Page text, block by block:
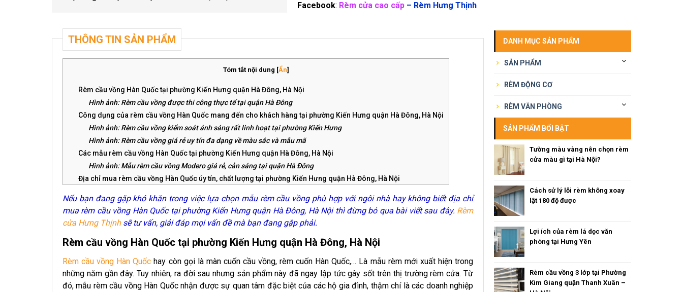
Facebook: Rèm cửa cao cấp – Rèm Hưng Thịnh
THÔNG TIN SẢN PHẨM
Tóm tắt nội dung [Ẩn]
Rèm cầu vồng Hàn Quốc tại phường Kiến Hưng quận Hà Đông, Hà Nội
Hình ảnh: Rèm cầu vồng được thi công thực tế tại quận Hà Đông
Công dụng của rèm cầu vồng Hàn Quốc mang đến cho khách hàng tại phường Kiến Hưng quận Hà Đông, Hà Nội
Hình ảnh: Rèm cầu vồng kiểm soát ánh sáng rất linh hoạt tại phường Kiến Hưng
Hình ảnh: Rèm cầu vồng giá rẻ uy tín đa dạng về màu sắc và mẫu mã
Các mẫu rèm cầu vồng Hàn Quốc tại phường Kiến Hưng quận Hà Đông, Hà Nội
Hình ảnh: Mẫu rèm cầu vồng Modero giá rẻ, cản sáng tại quận Hà Đông
Địa chỉ mua rèm cầu vồng Hàn Quốc úy tín, chất lượng tại phường Kiến Hưng quận Hà Đông, Hà Nội
Hình ảnh: Rèm cầu vồng cản sáng cách nhiệt được lắp đặt trong phòng ngủ tại phường Kiến Hưng
Video: Rèm cầu vồng Modero cản sáng cách nhiệt mã CL 141 được lắp đặt trong phòng ngủ
Nếu bạn đang gặp khó khăn trong việc lựa chọn mẫu rèm cầu vồng phù hợp với ngôi nhà hay không biết địa chỉ
mua rèm cầu vồng Hàn Quốc tại phường Kiến Hưng quận Hà Đông, Hà Nội thì đừng bỏ qua bài viết sau đây. Rèm
cửa Hưng Thịnhsẽ tư vấn, giải đáp mọi vấn đề mà bạn đang gặp phải.
Rèm cầu vồng Hàn Quốc tại phường Kiến Hưng quận Hà Đông, Hà Nội
Rèm cầu vồng Hàn Quốc hay còn gọi là màn cuốn cầu vồng, rèm cuốn Hàn Quốc,… Là mẫu rèm mới xuất hiện trong
những năm gần đây. Tuy nhiên, ra đời sau nhưng sản phẩm này đã ngay lập tức gây sốt trên thị trường rèm cửa. Từ
đó, mẫu rèm cầu vồngHàn Quốc nhận được sự quan tâm đặc biệt của các hộ gia đình, thậm chí là các doanh nghiệp
DANH MỤC SẢN PHẨM
SẢN PHẨM
RÈM ĐỘNG CƠ
RÈM VĂN PHÒNG
SẢN PHẨM BỔI BẬT
Tường màu vàng nên chọn rèm
cửa màu gì tại Hà Nội?
Cách sử lý lỗi rèm không xoay
lật 180 độ được
Lợi ích của rèm lá dọc văn
phòng tại Hưng Yên
Rèm cầu vồng 3 lớp tại Phường
Kim Giang quận Thanh Xuân –